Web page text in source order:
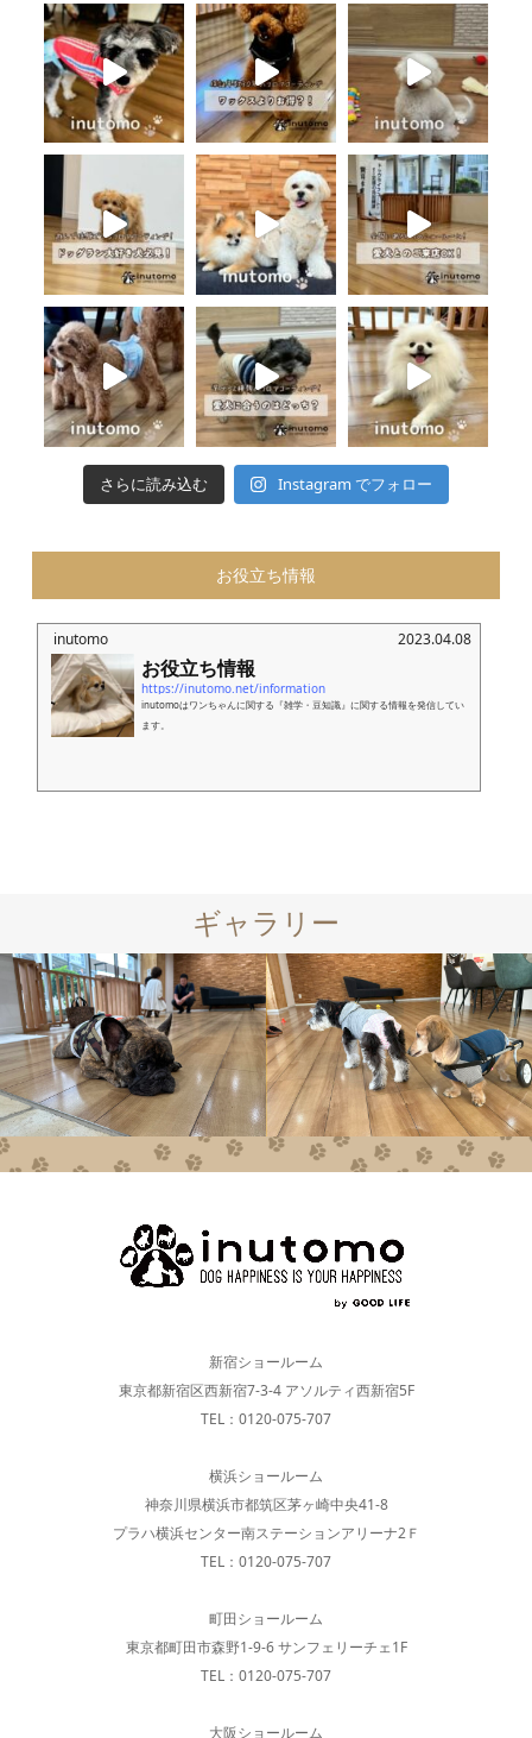
さらに読み込む Instagram でフォロー
お役立ち情報
inutomo 2023.04.08
お役立ち情報
https://inutomo.net/information
inutomoはワンちゃんに関する『雑学・豆知識』に関する情報を発信してい
ます。
ギャラリー
新宿ショールーム
東京都新宿区西新宿7-3-4 アソルティ西新宿5F
TEL：0120-075-707
横浜ショールーム
神奈川県横浜市都筑区茅ヶ崎中央41-8
プラハ横浜センター南ステーションアリーナ2Ｆ
TEL：0120-075-707
町田ショールーム
東京都町田市森野1-9-6 サンフェリーチェ1F
TEL：0120-075-707
大阪ショールーム